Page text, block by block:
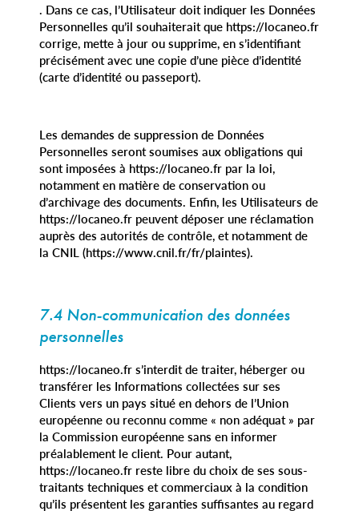
. Dans ce cas, l’Utilisateur doit indiquer les Données
Personnelles qu’il souhaiterait que https://locaneo.fr
corrige, mette à jour ou supprime, en s’identifiant
précisément avec une copie d’une pièce d’identité
(carte d’identité ou passeport).
Les demandes de suppression de Données
Personnelles seront soumises aux obligations qui
sont imposées à https://locaneo.fr par la loi,
notamment en matière de conservation ou
d’archivage des documents. Enfin, les Utilisateurs de
https://locaneo.fr peuvent déposer une réclamation
auprès des autorités de contrôle, et notamment de
la CNIL (https://www.cnil.fr/fr/plaintes).
7.4 Non-communication des données
personnelles
https://locaneo.fr s’interdit de traiter, héberger ou
transférer les Informations collectées sur ses
Clients vers un pays situé en dehors de l’Union
européenne ou reconnu comme « non adéquat » par
la Commission européenne sans en informer
préalablement le client. Pour autant,
https://locaneo.fr reste libre du choix de ses sous-
traitants techniques et commerciaux à la condition
qu’ils présentent les garanties suffisantes au regard